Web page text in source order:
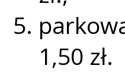
1,50 zł.